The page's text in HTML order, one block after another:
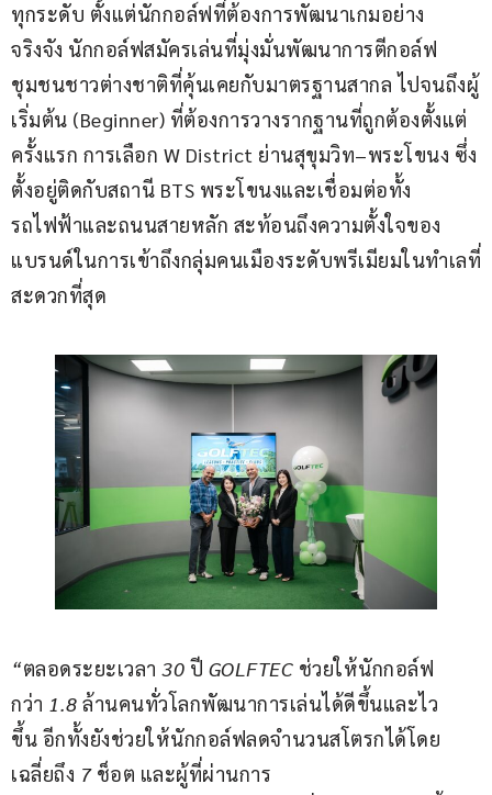
ทุกระดับ ตั้งแต่นักกอล์ฟที่ต้องการพัฒนาเกมอย่าง
จริงจัง นักกอล์ฟสมัครเล่นที่มุ่งมั่นพัฒนาการตีกอล์ฟ
ชุมชนชาวต่างชาติที่คุ้นเคยกับมาตรฐานสากล ไปจนถึงผู้
เริ่มต้น (Beginner) ที่ต้องการวางรากฐานที่ถูกต้องตั้งแต่
ครั้งแรก การเลือก W District ย่านสุขุมวิท–พระโขนง ซึ่ง
ตั้งอยู่ติดกับสถานี BTS พระโขนงและเชื่อมต่อทั้ง
รถไฟฟ้าและถนนสายหลัก สะท้อนถึงความตั้งใจของ
แบรนด์ในการเข้าถึงกลุ่มคนเมืองระดับพรีเมียมในทำเลที่
สะดวกที่สุด
“ตลอดระยะเวลา 30 ปี GOLFTEC ช่วยให้นักกอล์ฟ
กว่า 1.8 ล้านคนทั่วโลกพัฒนาการเล่นได้ดีขึ้นและไว
ขึ้น อีกทั้งยังช่วยให้นักกอล์ฟลดจำนวนสโตรกได้โดย
เฉลี่ยถึง 7 ช็อต และผู้ที่ผ่านการ